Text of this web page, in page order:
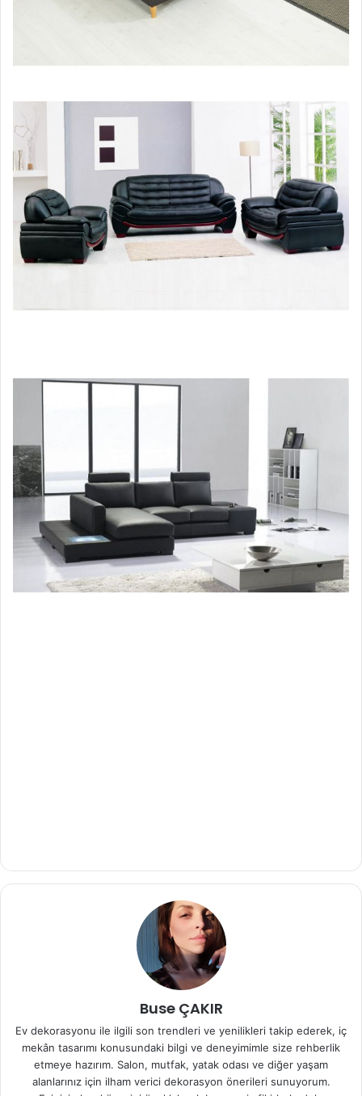
Buse ÇAKIR
Ev dekorasyonu ile ilgili son trendleri ve yenilikleri takip ederek, iç
mekân tasarımı konusundaki bilgi ve deneyimimle size rehberlik
etmeye hazırım. Salon, mutfak, yatak odası ve diğer yaşam
alanlarınız için ilham verici dekorasyon önerileri sunuyorum.